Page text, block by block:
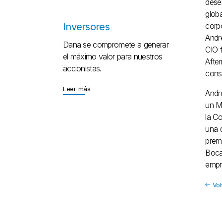
Inversores
Dana se compromete a generar
el máximo valor para nuestros
accionistas.
Leer másLeer más
CIO
un
la
una